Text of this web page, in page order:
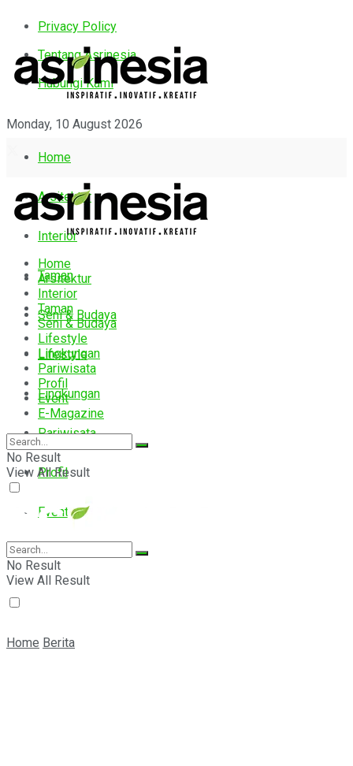
Privacy Policy
Tentang Asrinesia
Hubungi Kami
Monday, 10 August 2026
Home
Arsitektur
Interior
Taman
Seni & Budaya
Lifestyle
Lingkungan
Pariwisata
Profil
Event
E-Magazine
Home
Arsitektur
Interior
Taman
Seni & Budaya
Lifestyle
Lingkungan
Pariwisata
Profil
Event
E-Magazine
No Result
View All Result
No Result
View All Result
Home Berita